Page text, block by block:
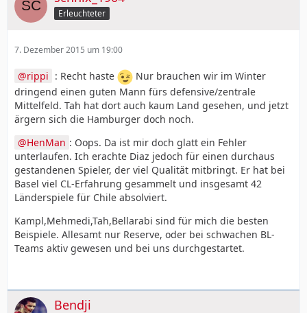
Erleuchteter
7. Dezember 2015 um 19:00
rippi : Recht haste
Nur brauchen wir im Winter
dringend einen guten Mann fürs defensive/zentrale
Mittelfeld. Tah hat dort auch kaum Land gesehen, und jetzt
ärgern sich die Hamburger doch noch.
HenMan : Oops. Da ist mir doch glatt ein Fehler
unterlaufen. Ich erachte Diaz jedoch für einen durchaus
gestandenen Spieler, der viel Qualität mitbringt. Er hat bei
Basel viel CL-Erfahrung gesammelt und insgesamt 42
Länderspiele für Chile absolviert.
Kampl,Mehmedi,Tah,Bellarabi sind für mich die besten
Beispiele. Allesamt nur Reserve, oder bei schwachen BL-
Teams aktiv gewesen und bei uns durchgestartet.
Bendji